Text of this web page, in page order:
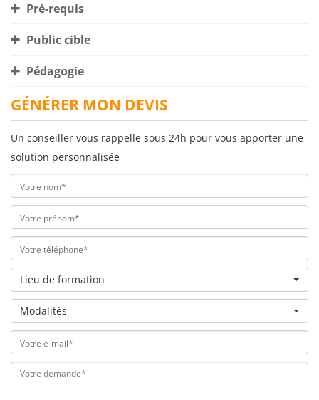
Pré-requis
Public cible
Pédagogie
GÉNÉRER MON DEVIS
Un conseiller vous rappelle sous 24h pour vous apporter une
solution personnalisée
Lieu de formation
Modalités